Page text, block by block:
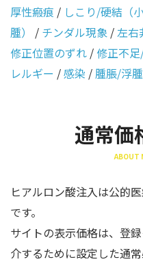
厚性瘢痕 / しこり/硬結（
腫）
/ チンダル現象 /左右
修正位置のずれ /修正不
レルギー /感染 / 腫脹/浮腫
通常価
ABOUT
ヒアルロン酸注入は公的
です。
サイトの表示価格は、登
介するために設定した通